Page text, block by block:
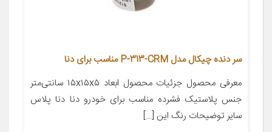
سر دنده چیکال مدل P-313-CRM مناسب برای دنا
معرفی محصول جزئیات محصول ابعاد ۱۵x۱۵x۵ سانتی‌متر
جنس پلاستیک فشرده مناسب برای خودرو دنا دنا پلاس
سایر توضیحات رنگ این […]